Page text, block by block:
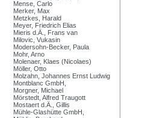
Mense, Carlo
Merker, Max
Metzkes, Harald
Meyer, Friedrich Elias
Mieris d.Ä., Frans van
Milovic, Vukasin
Modersohn-Becker, Paula
Mohr, Arno
Molenaer, Klaes (Nicolaes)
Möller, Otto
Molzahn, Johannes Ernst Ludwig
Montblanc GmbH,
Morgner, Michael
Mörstedt, Alfred Traugott
Mostaert d.Ä., Gillis
Mühle-Glashütte GmbH,